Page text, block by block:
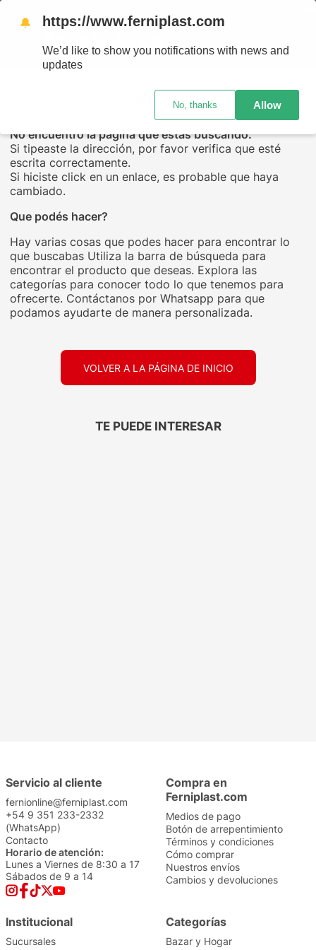
UPS...
No encuentro la página que estás buscando.
Si tipeaste la dirección, por favor verifica que esté
escrita correctamente.
Si hiciste click en un enlace, es probable que haya
cambiado.
Que podés hacer?
Hay varias cosas que podes hacer para encontrar lo
que buscabas Utiliza la barra de búsqueda para
encontrar el producto que deseas. Explora las
categorías para conocer todo lo que tenemos para
ofrecerte. Contáctanos por Whatsapp para que
podamos ayudarte de manera personalizada.
VOLVER A LA PÁGINA DE INICIO
TE PUEDE INTERESAR
Servicio al cliente
fernionline@ferniplast.com
+54 9 351 233-2332
(WhatsApp)
Contacto
Horario de atención:
Lunes a Viernes de 8:30 a 17
Sábados de 9 a 14
Compra en
Ferniplast.com
Medios de pago
Botón de arrepentimiento
Términos y condiciones
Cómo comprar
Nuestros envíos
Cambios y devoluciones
Institucional
Sucursales
Categorías
Bazar y Hogar
🔔 https://www.ferniplast.com
We’d like to show you notifications with news and
updates
No, thanks Allow